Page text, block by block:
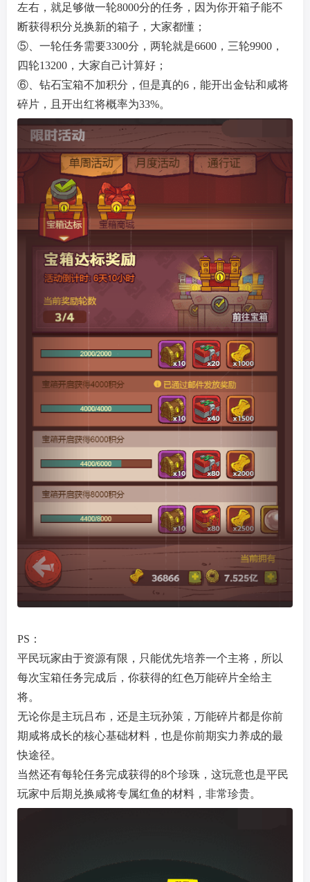
左右，就足够做一轮8000分的任务，因为你开箱子能不
断获得积分兑换新的箱子，大家都懂；
⑤、一轮任务需要3300分，两轮就是6600，三轮9900，
四轮13200，大家自己计算好；
⑥、钻石宝箱不加积分，但是真的6，能开出金钻和咸将
碎片，且开出红将概率为33%。
PS：
平民玩家由于资源有限，只能优先培养一个主将，所以
每次宝箱任务完成后，你获得的红色万能碎片全给主
将。
无论你是主玩吕布，还是主玩孙策，万能碎片都是你前
期咸将成长的核心基础材料，也是你前期实力养成的最
快途径。
当然还有每轮任务完成获得的8个珍珠，这玩意也是平民
玩家中后期兑换咸将专属红鱼的材料，非常珍贵。